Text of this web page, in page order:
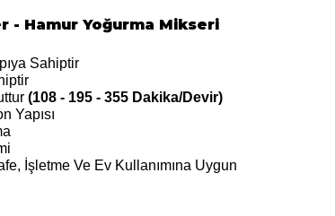
- Hamur Yoğurma Mikseri
Sahiptir
(108 - 195 - 355 Dakika/Devir)
Yapısı
İşletme Ve Ev Kullanımına Uygun